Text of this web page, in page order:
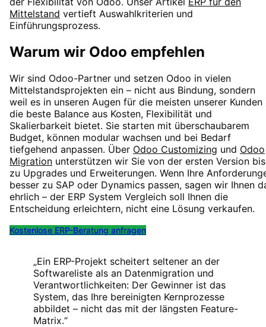
Mittelstand vertieft Auswahlkriterien und
Einführungsprozess.
Warum wir Odoo empfehlen
Wir sind Odoo-Partner und setzen Odoo in vielen
Mittelstandsprojekten ein – nicht aus Bindung, sondern
weil es in unseren Augen für die meisten unserer Kunden
die beste Balance aus Kosten, Flexibilität und
Skalierbarkeit bietet. Sie starten mit überschaubarem
Budget, können modular wachsen und bei Bedarf
tiefgehend anpassen. Über Odoo Customizing und Odoo
Migration unterstützen wir Sie von der ersten Version bis
zu Upgrades und Erweiterungen. Wenn Ihre
besser zu SAP oder Dynamics passen, sagen wir Ihnen
ehrlich – der ERP System Vergleich soll Ihnen die
Entscheidung erleichtern, nicht eine Lösung verkaufen.
Kostenlose ERP-Beratung anfragen
„Ein ERP-Projekt scheitert seltener an der
Softwareliste als an Datenmigration und
Verantwortlichkeiten: Der Gewinner ist das
System, das Ihre bereinigten Kernprozesse
abbildet – nicht das mit der längsten Feature-
Matrix.“